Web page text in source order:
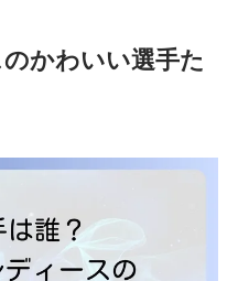
かわいい選手た